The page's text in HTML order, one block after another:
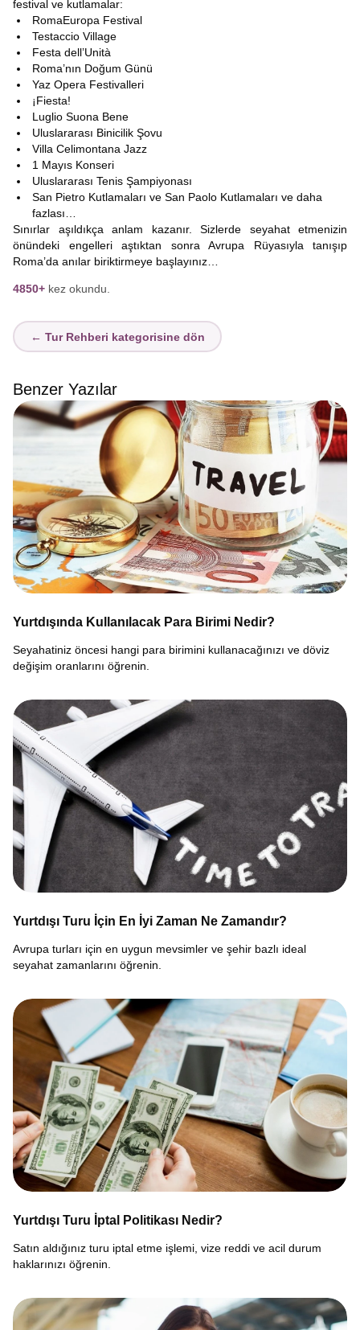
festival ve kutlamalar:
RomaEuropa Festival
Testaccio Village
Festa dell’Unità
Roma’nın Doğum Günü
Yaz Opera Festivalleri
¡Fiesta!
Luglio Suona Bene
Uluslararası Binicilik Şovu
Villa Celimontana Jazz
1 Mayıs Konseri
Uluslararası Tenis Şampiyonası
San Pietro Kutlamaları ve San Paolo Kutlamaları ve daha
fazlası…
Sınırlar aşıldıkça anlam kazanır. Sizlerde seyahat etmenizin
önündeki engelleri aştıktan sonra Avrupa Rüyasıyla tanışıp
Roma’da anılar biriktirmeye başlayınız…
4850+ kez okundu.
← Tur Rehberi kategorisine dön
Benzer Yazılar
Yurtdışında Kullanılacak Para Birimi Nedir?
Seyahatiniz öncesi hangi para birimini kullanacağınızı ve döviz
değişim oranlarını öğrenin.
Yurtdışı Turu İçin En İyi Zaman Ne Zamandır?
Avrupa turları için en uygun mevsimler ve şehir bazlı ideal
seyahat zamanlarını öğrenin.
Yurtdışı Turu İptal Politikası Nedir?
Satın aldığınız turu iptal etme işlemi, vize reddi ve acil durum
haklarınızı öğrenin.